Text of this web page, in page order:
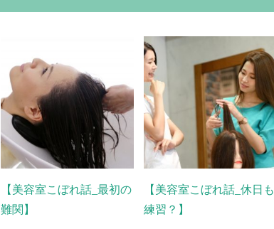
【美容室こぼれ話_最初の
難関】
【美容室こぼれ話_休日も
練習？】